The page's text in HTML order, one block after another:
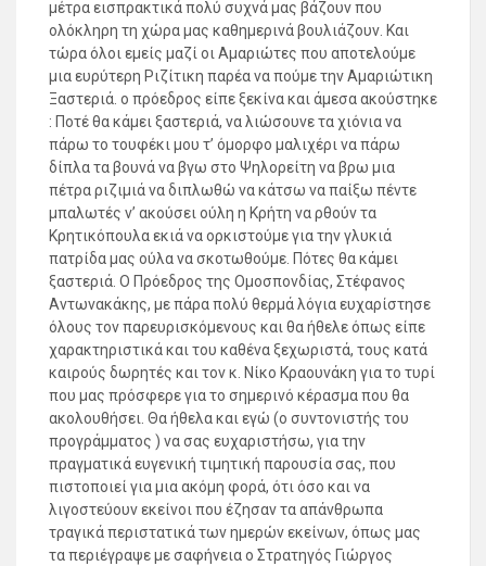
μέτρα εισπρακτικά πολύ συχνά μας βάζουν που
ολόκληρη τη χώρα μας καθημερινά βουλιάζουν. Και
τώρα όλοι εμείς μαζί οι Αμαριώτες που αποτελούμε
μια ευρύτερη Ριζίτικη παρέα να πούμε την Αμαριώτικη
Ξαστεριά. ο πρόεδρος είπε ξεκίνα και άμεσα ακούστηκε
: Ποτέ θα κάμει ξαστεριά, να λιώσουνε τα χιόνια να
πάρω το τουφέκι μου τ’ όμορφο μαλιχέρι να πάρω
δίπλα τα βουνά να βγω στο Ψηλορείτη να βρω μια
πέτρα ριζιμιά να διπλωθώ να κάτσω να παίξω πέντε
μπαλωτές ν’ ακούσει ούλη η Κρήτη να ρθούν τα
Κρητικόπουλα εκιά να ορκιστούμε για την γλυκιά
πατρίδα μας ούλα να σκοτωθούμε. Πότες θα κάμει
ξαστεριά. Ο Πρόεδρος της Ομοσπονδίας, Στέφανος
Αντωνακάκης, με πάρα πολύ θερμά λόγια ευχαρίστησε
όλους τον παρευρισκόμενους και θα ήθελε όπως είπε
χαρακτηριστικά και του καθένα ξεχωριστά, τους κατά
καιρούς δωρητές και τον κ. Νίκο Κραουνάκη για το τυρί
που μας πρόσφερε για το σημερινό κέρασμα που θα
ακολουθήσει. Θα ήθελα και εγώ (ο συντονιστής του
προγράμματος ) να σας ευχαριστήσω, για την
πραγματικά ευγενική τιμητική παρουσία σας, που
πιστοποιεί για μια ακόμη φορά, ότι όσο και να
λιγοστεύουν εκείνοι που έζησαν τα απάνθρωπα
τραγικά περιστατικά των ημερών εκείνων, όπως μας
τα περιέγραψε με σαφήνεια ο Στρατηγός Γιώργος